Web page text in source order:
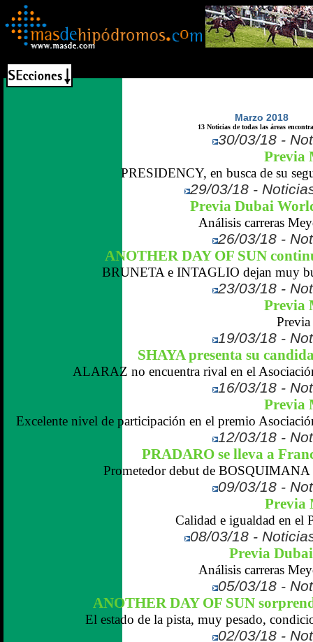
Marzo 2018
13 Noticias de todas las áreas
30/03/18 -
Previa
PRESIDENCY, en busca de su
29/03/18 -
Previa Dubai
Análisis carreras
26/03/18 -
ANOTHER DAY OF SUN
BRUNETA e INTAGLIO dejan muy
23/03/18 -
Previa
19/03/18 -
SHAYA presenta su
ALARAZ no encuentra rival en el
16/03/18 -
Previa
Excelente nivel de participación en el premio
12/03/18 -
PRADARO se lleva a
Prometedor debut de BOSQUIMANA
09/03/18 -
Previa
Calidad e igualdad en el
08/03/18 -
Previa
Análisis carreras
05/03/18 -
ANOTHER DAY OF SUN
El estado de la pista, muy pesado,
02/03/18 -